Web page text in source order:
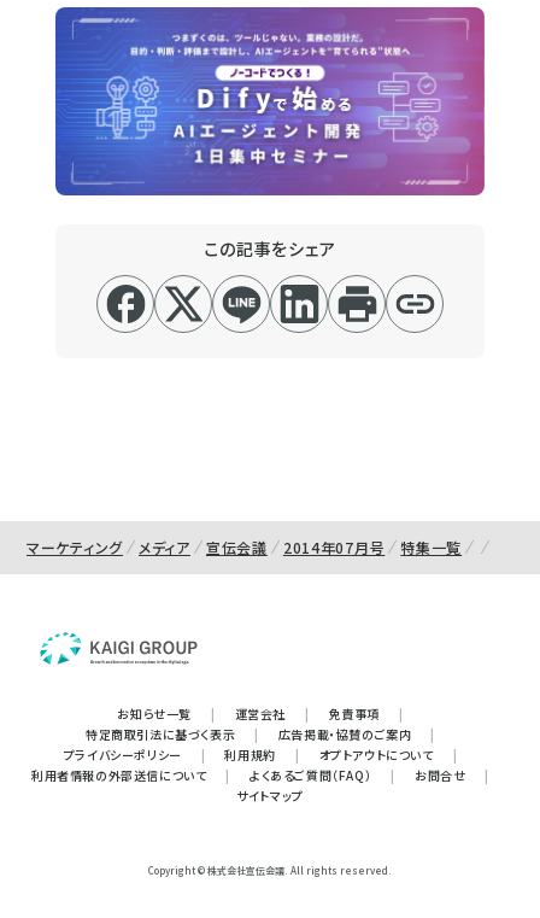
この記事をシェア
マーケティング メディア 宣伝会議 2014年07月号 特集一覧
お知らせ一覧 | 運営会社 | 免責事項
|
特定商取引法に基づく表示
| 広告掲載・協賛のご案内
|
プライバシーポリシー
| 利用規約 | オプトアウトについて
|
利用者情報の外部送信について
| よくあるご質問（FAQ） | お問合せ
|
サイトマップ
Copyright © 株式会社宣伝会議. All rights reserved.